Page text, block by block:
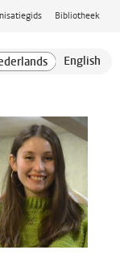
Bibliotheek